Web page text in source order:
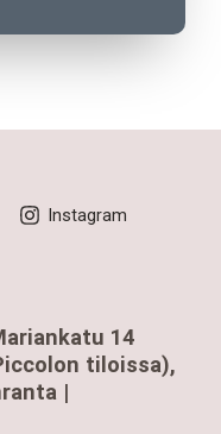
Instagram
14
tiloissa),
|